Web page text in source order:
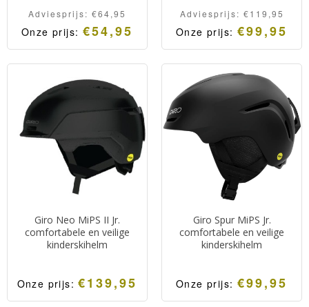
Adviesprijs: €64,95
Oorspronkelijke
prijs
€64,95.
Onze prijs: €54,95
Huidige
prijs
prijs:
€54,95.
Hoogwaardige
kinderskibril/goggle van
Giro voorzien van een S2
lens voor bewolkt en
zonnig weer.
Adviesprijs: €119,95
Onze prijs: €99,95
Comfortabele en veilige
all mountain
kinderskihelm met van een
goede pasvorm.
Giro Neo MiPS II Jr.
comfortabele en veilige
kinderskihelm
Onze prijs:€139,95
Comfortabele en veilige
Giro Spur MiPS Jr.
comfortabele en veilige
kinderskihelm
Onze prijs: €99,95
Comfortabele en veilige